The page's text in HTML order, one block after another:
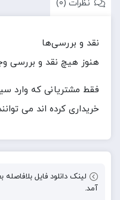
نظرات (0)
نقد و بررسی‌ها
هنوز هیچ نقد و بررسی
فقط مشتریانی که وارد
خریداری کرده اند می
لینک دانلود فایل
آمد.